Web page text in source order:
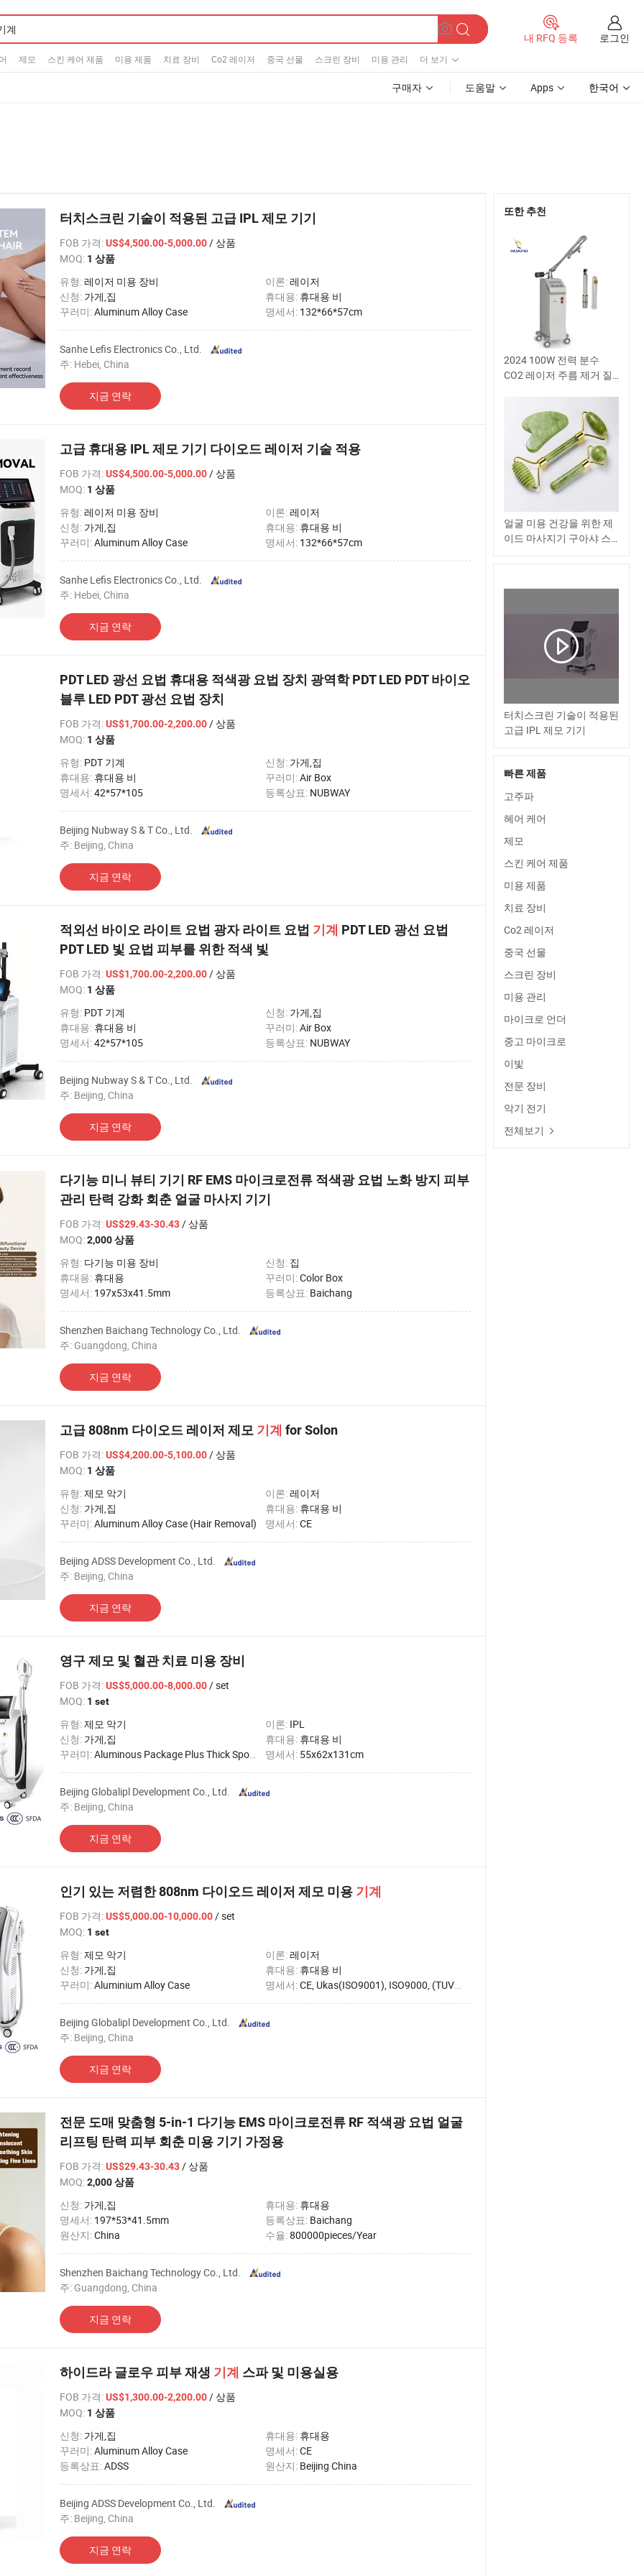
제모 스킨 케어 제품 미용 제품 치료 장비 Co2 레이저 중국 선물 스크린 장비 미용 관리 더 보기
내 RFQ 등록 로그인
구매자 도움말 Apps 한국어
터치스크린 기술이 적용된 고급 IPL 제모 기기
FOB 가격:US$4,500.00-5,000.00/ 상품
MOQ: 1 상품
유형:레이저 미용 장비 이론:레이저
신청: 가게,집 휴대용: 휴대용 비
꾸러미:Aluminum Alloy Case 명세서: 132*66*57cm
Sanhe Lefis Electronics Co., Ltd.
주: Hebei, China
지금 연락
고급 휴대용 IPL 제모 기기 다이오드 레이저 기술 적용
FOB 가격:US$4,500.00-5,000.00/ 상품
MOQ: 1 상품
유형:레이저 미용 장비 이론:레이저
신청: 가게,집 휴대용: 휴대용 비
꾸러미:Aluminum Alloy Case 명세서: 132*66*57cm
Sanhe Lefis Electronics Co., Ltd.
주: Hebei, China
지금 연락
PDT LED 광선 요법 휴대용 적색광 요법 장치 광역학 PDT LED PDT 바이오
블루 LED PDT 광선 요법 장치
FOB 가격:US$1,700.00-2,200.00/ 상품
MOQ: 1 상품
유형: PDT 기계 신청: 가게,집
휴대용: 휴대용 비 꾸러미:Air Box
명세서:42*57*105 등록상표: NUBWAY
Beijing Nubway S & T Co., Ltd.
주: Beijing, China
지금 연락
적외선 바이오 라이트 요법 광자 라이트 요법 기계 PDT LED 광선 요법
PDT LED 빛 요법 피부를 위한 적색 빛
FOB 가격:US$1,700.00-2,200.00/ 상품
MOQ: 1 상품
유형: PDT 기계 신청: 가게,집
휴대용: 휴대용 비 꾸러미:Air Box
명세서:42*57*105 등록상표: NUBWAY
Beijing Nubway S & T Co., Ltd.
주: Beijing, China
지금 연락
다기능 미니 뷰티 기기 RF EMS 마이크로전류 적색광 요법 노화 방지 피부
관리 탄력 강화 회춘 얼굴 마사지 기기
FOB 가격:US$29.43-30.43/ 상품
MOQ:2,000 상품
유형: 다기능 미용 장비 신청: 집
휴대용: 휴대용 꾸러미:Color Box
명세서: 197x53x41.5mm 등록상표: Baichang
Shenzhen Baichang Technology Co., Ltd.
주: Guangdong, China
지금 연락
고급 808nm 다이오드 레이저 제모 기계 for Solon
FOB 가격:US$4,200.00-5,100.00/ 상품
MOQ: 1 상품
유형:제모 악기 이론:레이저
신청: 가게,집 휴대용: 휴대용 비
꾸러미:Aluminum Alloy Case (Hair Removal) 명세서:CE
Beijing ADSS Development Co., Ltd.
주: Beijing, China
지금 연락
영구 제모 및 혈관 치료 미용 장비
FOB 가격:US$5,000.00-8,000.00/ set
MOQ: 1 set
유형:제모 악기 이론: IPL
신청: 가게,집 휴대용: 휴대용 비
꾸러미:Aluminous Package Plus Thick Sponage 명세서: 55x62x131cm
Beijing Globalipl Development Co., Ltd.
주: Beijing, China
지금 연락
인기 있는 저렴한 808nm 다이오드 레이저 제모 미용 기계
FOB 가격:US$5,000.00-10,000.00/ set
MOQ: 1 set
유형:제모 악기 이론:레이저
신청: 가게,집 휴대용: 휴대용 비
꾸러미:Aluminium Alloy Case 명세서:CE, Ukas(ISO9001), ISO9000, (TUV)ISO13485
Beijing Globalipl Development Co., Ltd.
주: Beijing, China
지금 연락
전문 도매 맞춤형 5-in-1 다기능 EMS 마이크로전류 RF 적색광 요법 얼굴
리프팅 탄력 피부 회춘 미용 기기 가정용
FOB 가격:US$29.43-30.43/ 상품
MOQ:2,000 상품
신청: 가게,집 휴대용: 휴대용
명세서: 197*53*41.5mm 등록상표: Baichang
원산지:China 수율:800000pieces/Year
Shenzhen Baichang Technology Co., Ltd.
주: Guangdong, China
지금 연락
하이드라 글로우 피부 재생 기계 스파 및 미용실용
FOB 가격:US$1,300.00-2,200.00/ 상품
MOQ: 1 상품
신청: 가게,집 휴대용: 휴대용
꾸러미:Aluminum Alloy Case 명세서:CE
등록상표:ADSS 원산지: Beijing China
Beijing ADSS Development Co., Ltd.
주: Beijing, China
지금 연락
또한 추천
2024 100W 전력 분수
CO2 레이저 주름 제거 질
얼굴 미용 건강을 위한 제
이드 마사지기 구아샤 스
크래퍼 세트 피부 관리 자
연석 화이트 고우아슈 마
터치스크린 기술이 적용된
고급 IPL 제모 기기
빠른 제품
고주파
헤어 케어
제모
스킨 케어 제품
미용 제품
치료 장비
Co2 레이저
중국 선물
스크린 장비
미용 관리
마이크로 언더
중고 마이크로
이빛
전문 장비
악기 전기
전체보기